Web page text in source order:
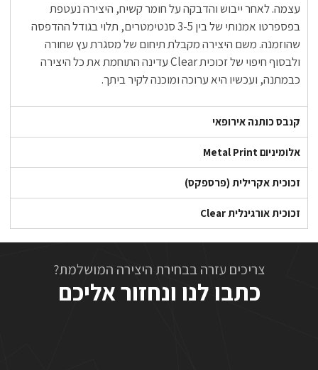
עצמה. לאחר ייבוש והדבקה על חומר קשיח, היצירה נעטפת
בפספרטו אמנותי של בין 3-5 סנטימטרים, תלוי בגודל ההדפסה
שהוזמנה. משם היצירה מקבלת תיחום של מסגרת עץ שחורה
ולבסוף חיפוי של זכוכית Clear עדינה התוחמת את כל היצירה
כבמתנה, ועכשיו היא ערוכה ומוכנה לקיר ביתך.
קנבס כותנה אירופאי
אלומיניום Metal Print
זכוכית אקרילית (פרספקס)
זכוכית אורגינלית Clear
צריכים עזרה בבחירת היצירה המושלמת?
כתבו לנו ונחזור אליכם